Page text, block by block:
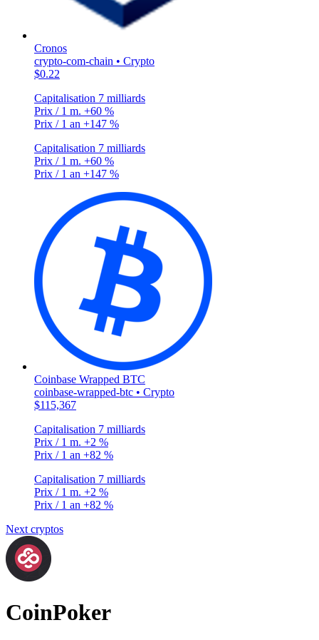
Cronos
crypto-com-chain • Crypto
$0.22
Capitalisation 7 milliards
Prix / 1 m. +60 %
Prix / 1 an +147 %
Capitalisation 7 milliards
Prix / 1 m. +60 %
Prix / 1 an +147 %
Coinbase Wrapped BTC
coinbase-wrapped-btc • Crypto
$115,367
Capitalisation 7 milliards
Prix / 1 m. +2 %
Prix / 1 an +82 %
Capitalisation 7 milliards
Prix / 1 m. +2 %
Prix / 1 an +82 %
Next cryptos
CoinPoker